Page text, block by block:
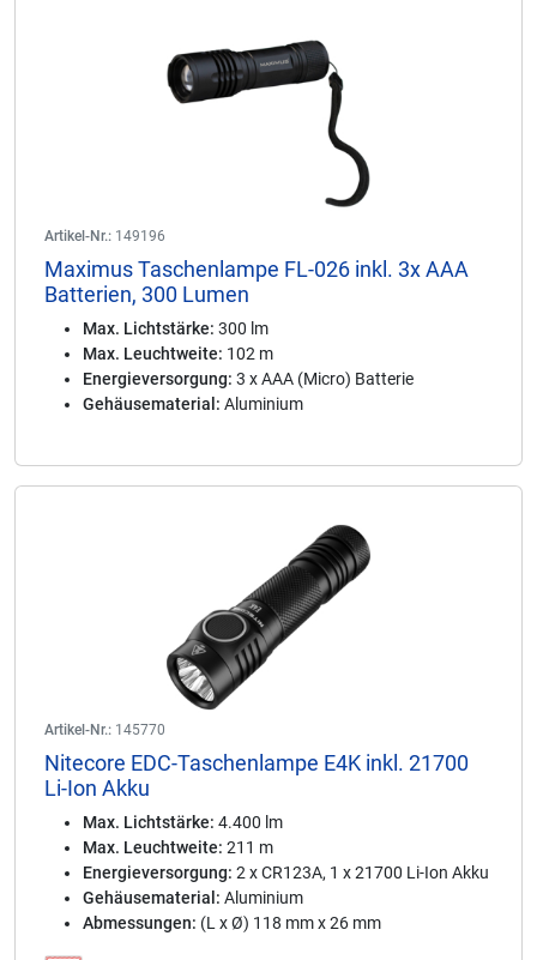
Artikel-Nr.: 149196
Maximus Taschenlampe FL-026 inkl. 3x AAA
Batterien, 300 Lumen
Max. Lichtstärke: 300 lm
Max. Leuchtweite: 102 m
Energieversorgung: 3 x AAA (Micro) Batterie
Gehäusematerial: Aluminium
Artikel-Nr.: 145770
Nitecore EDC-Taschenlampe E4K inkl. 21700
Li-Ion Akku
Max. Lichtstärke: 4.400 lm
Max. Leuchtweite: 211 m
Energieversorgung: 2 x CR123A, 1 x 21700 Li-Ion Akku
Gehäusematerial: Aluminium
Abmessungen: (L x Ø) 118 mm x 26 mm